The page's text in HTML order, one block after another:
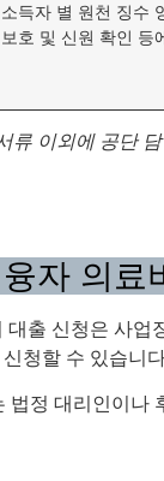
득자 별 원천 징수
호 및 신원 확인 등
류 이외에 공단
자 의료
출 신청은 사업
청할 수 있습니
정 대리인이나